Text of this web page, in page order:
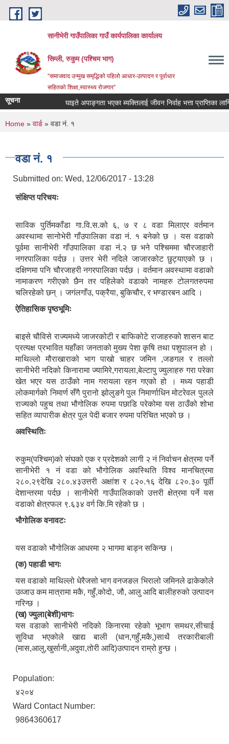
Skip to main content
सानीभेरी गाउँपालिका गाउँ कार्यपालिका कार्यालय
सिम्ली, रुकुम (पश्चिम भाग)
“समाजवाद उन्मुख समृद्धिको पहिलो आधार-उत्पादन र पूर्वाधार
सहितको शिक्षा,स्वास्थ्य रोजगार”
सूचना घाइते अपाङ्गता भएका ब्यक्तिलाई जीवन निर्वाह भत्ता प्राप्तिका लागि
You are here
Home » वार्ड » वडा नं. १
वडा नं. १
Submitted on: Wed, 12/06/2017 - 13:28
संक्षिप्त परिचयः
साविक पुर्तिमकाँडा गा.वि.स.को ६, ७ र ८ वडा मिलाएर वर्तमान
अवस्थामा सानोभेरी गाँउपालिका वडा नं. १ बनेको छ । यस वडाको
पूर्वमा सानीभेरी गाँउपालिका वडा नं.२ छ भने पश्चिममा चौरजाहारी
नगरपालिका पर्दछ । उत्तर भेरी नदिले जाजारकोट छुट्याएको छ ।
दक्षिणमा पनि चौरजाहरी नगरपालिका पर्दछ । वर्तमान अवस्थामा वडाको
नामाकरण गरीएको छैन तर पहिलेको वडाको नामहरु टोलगतरुपमा
चलिरहेको छन् । जगंलगाँउ, पक्रैया, बुकिचौर, र भण्डारबन आदि ।
ऐतिहासिक पृष्ठभूमिः
बाइसे चौविसे राज्यमध्ये जाजरकोटी र बाफिकोटे राजाहरुको शासन बाट
प्रत्यक्ष प्रभावित यहाँका जनताको मुख्य पेशा कृषि तथा पशुपालन हो ।
माथिल्लो मौराखाराको भाग पाखो चाहर जमिन ,जङगल र तल्लो
सानीभेरी नदिको किनारामा ज्यामिरे,गरायला,बेल्टापु ज्युलाहरु गरा परेका
खेत भएर यस ठाउँको नाम गरायला रहन गएको हो । मध्य पहाडी
लोकमार्गको निमार्ण सँगै पुरानो झोलुङगे पुल निमार्णाधिन मोटरेवल पुलले
राज्यको पहुच तथा भौगोलिक रुपमा पछाडि परेकोमा यस ठाउँको शोभा
सहित व्यापारीक क्षेत्र पुल पेदी बजार रुपमा परिचित भएको छ ।
अवस्थितिः
रुकुम(पश्चिम)को संघको एक र प्रदेशको लागी २ नं निर्वाचन क्षेत्रमा पर्ने
सानीभेरी १ नं वडा को भौगोलिक अवस्थिति विश्व मानचित्रमा
२८०.२९देखि २८०.४३उत्तरी अक्षांश र ८२०.१६ देखि ८२०.३० पूर्वी
देशान्तरमा पर्दछ । सानीभेरी गाउँपालिकाको उत्तरी क्षेत्रमा पर्ने यस
वडाको क्षेत्रफल ९.६३४ वर्ग कि.मि रहेको छ ।
भौगोलिक वनावटः
यस वडाको भौगोलिक आधरमा २ भागमा बाड्न सकिन्छ ।
(क) पहाडी भागः
यस वडाको माथिल्लो धेरैजसो भाग वनजङल भिरालो जमिनले ढाकेकोले
उव्जाउ कम मात्रामा मकै, गहुँ,कोदो, जौ, आलु आदि बालीहरुको उत्पादन
गरिन्छ ।
(ख) ज्युला(बेशी)भागः
यस वडाको सानीभेरी नदिको किनारमा रहेको भूभाग समथर,सीचाई
सुविधा भएकोले खाद्य बाली (धान,गहुँ,मकै,)साथै तरकारीबाली
(मास,आलु,खुर्सानी,अदुवा,तोरी आदि)उत्पादन राम्रो हुन्छ ।
Population:
४२०४
Ward Contact Number:
9864360617